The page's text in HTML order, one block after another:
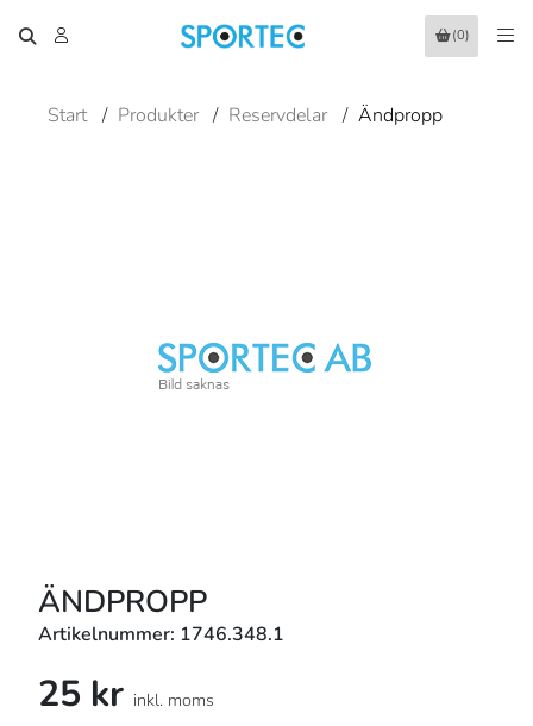
(0)
Start / Produkter / Reservdelar / Ändpropp
ÄNDPROPP
Artikelnummer: 1746.348.1
25 kr inkl. moms